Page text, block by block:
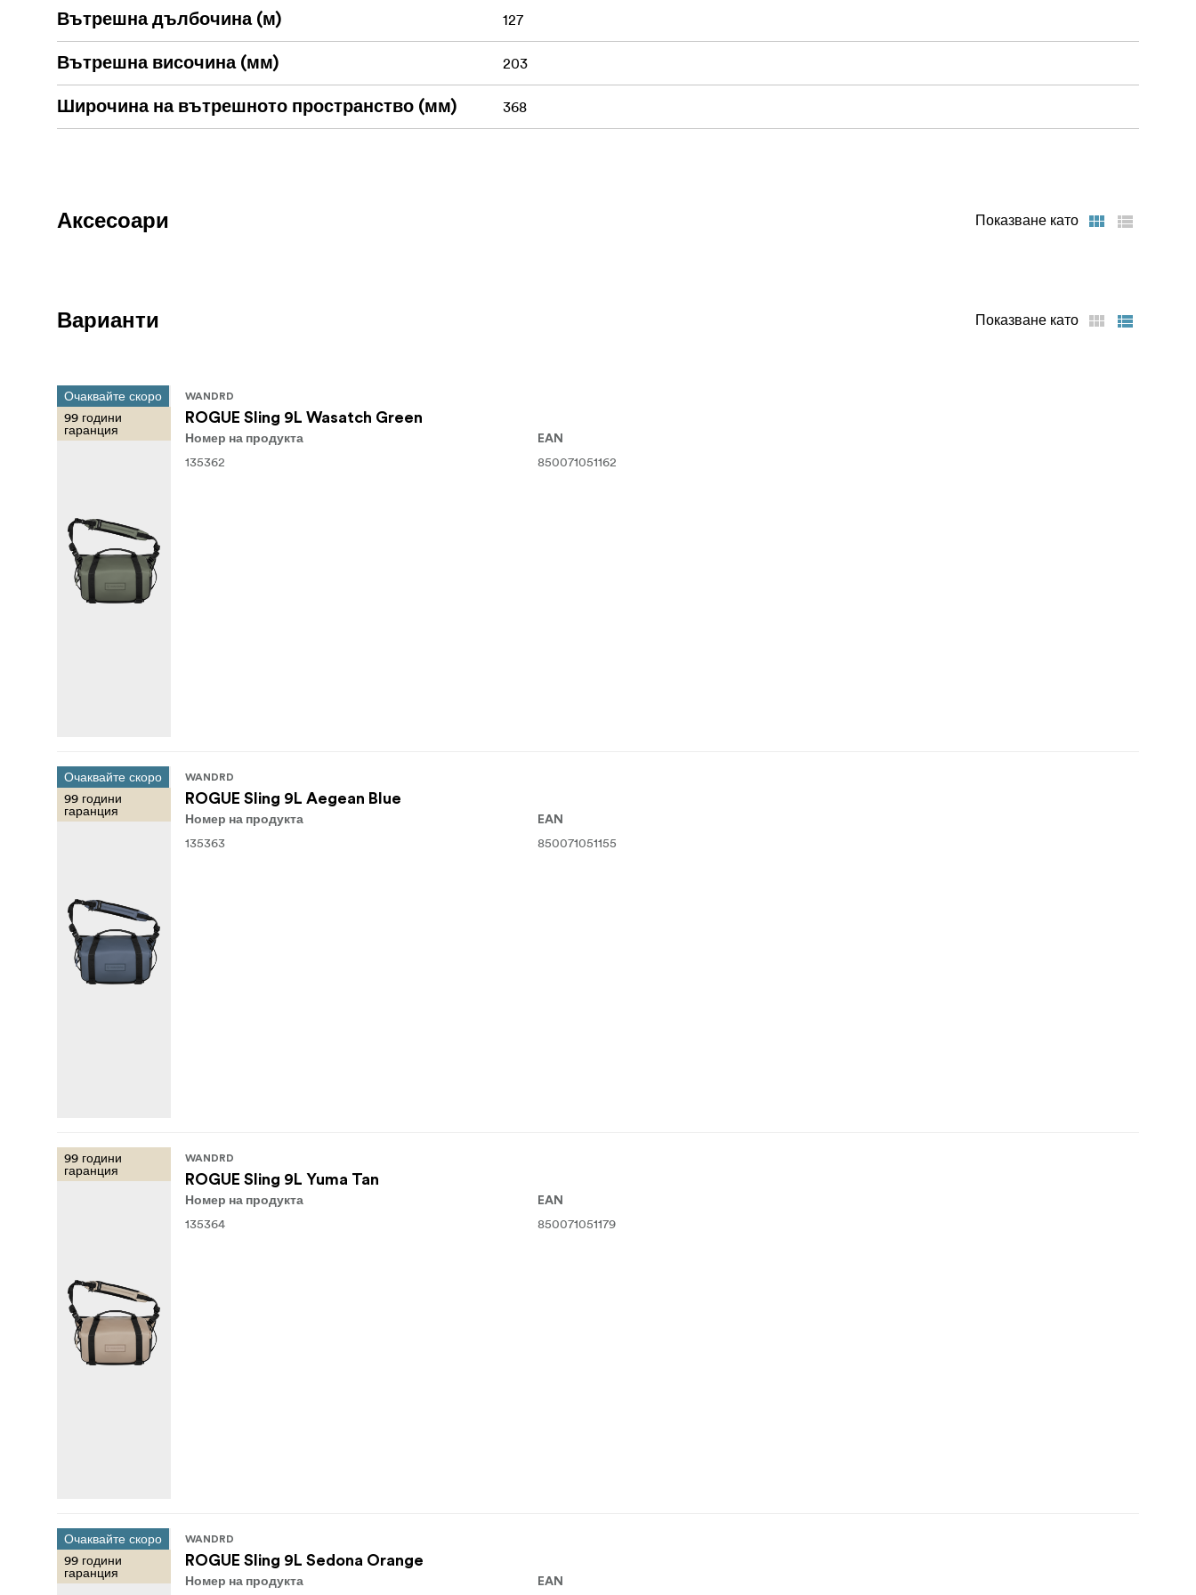
Вложка за кубче за камера
Регулируеми разделители (3)
Клипс за ключове
Вътрешна дълбочина (м) 127
Вътрешна височина (мм) 203
Широчина на вътрешното пространство (мм) 368
Аксесоари Показване като
Варианти Показване като
Очаквайте скоро
99 години
гаранция
WANDRD
ROGUE Sling 9L Wasatch Green
Номер на продукта
135362
EAN
850071051162
Очаквайте скоро
99 години
гаранция
WANDRD
ROGUE Sling 9L Aegean Blue
Номер на продукта
135363
EAN
850071051155
99 години
гаранция
WANDRD
ROGUE Sling 9L Yuma Tan
Номер на продукта
135364
EAN
850071051179
Очаквайте скоро
99 години
гаранция
WANDRD
ROGUE Sling 9L Sedona Orange
Номер на продукта EAN